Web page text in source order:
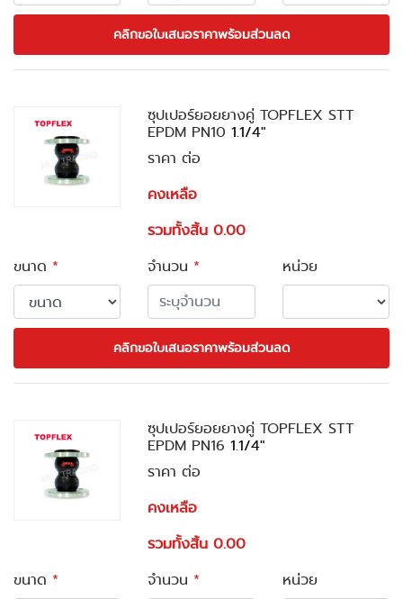
คลิกขอใบเสนอราคาพร้อมส่วนลด
ซุปเปอร์ยอยยางคู่ TOPFLEX STT
EPDM PN101.1/4"
ราคา ต่อ
คงเหลือ
รวมทั้งสิ้น 0.00
ขนาด * จำนวน * หน่วย
คลิกขอใบเสนอราคาพร้อมส่วนลด
ซุปเปอร์ยอยยางคู่ TOPFLEX STT
EPDM PN161.1/4"
ราคา ต่อ
คงเหลือ
รวมทั้งสิ้น 0.00
ขนาด * จำนวน * หน่วย